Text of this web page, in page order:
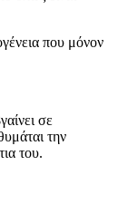
που μόνον
σε
την
του.